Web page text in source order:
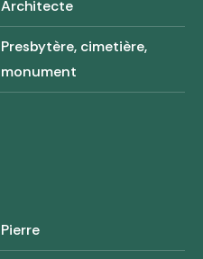
Architecte
Presbytère, cimetière,
monument
Pierre